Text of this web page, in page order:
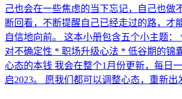
己也会在一些焦虑的当下忘记，自己也做
断回看，不断提醒自己已经走过的路，才
自信地向前。 这本小册包含五个小主题：
对不确定性 * 职场升级心法 * 低谷期的锦
心态的本钱 我会在整个1月份更新，每日
启2023。 愿我们都可以调整心态，重新出